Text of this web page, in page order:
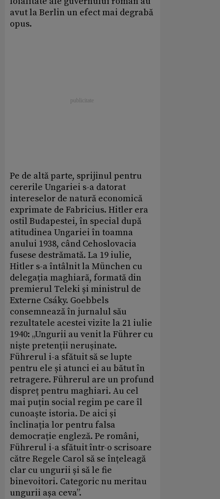
avut la Berlin un efect mai degrabă
opus.
Pe de altă parte, sprijinul pentru
cererile Ungariei s-a datorat
intereselor de natură economică
exprimate de Fabricius. Hitler era
ostil Budapestei, în special după
atitudinea Ungariei în toamna
anului 1938, când Cehoslovacia
fusese destrămată. La 19 iulie,
Hitler s-a întâlnit la München cu
delegația maghiară, formată din
premierul Teleki și ministrul de
Externe Csáky. Goebbels
consemnează în jurnalul său
rezultatele acestei vizite la 21 iulie
1940: „Ungurii au venit la Führer cu
niște pretenții nerușinate.
Führerul i-a sfătuit să se lupte
pentru ele și atunci ei au bătut în
retragere. Führerul are un profund
dispreț pentru maghiari. Au cel
mai puțin social regim pe care îl
cunoaște istoria. De aici și
înclinația lor pentru falsa
democrație engleză. Pe români,
Führerul i-a sfătuit într-o scrisoare
către Regele Carol să se înțeleagă
clar cu ungurii și să le fie
binevoitori. Categoric nu meritau
ungurii așa ceva”.